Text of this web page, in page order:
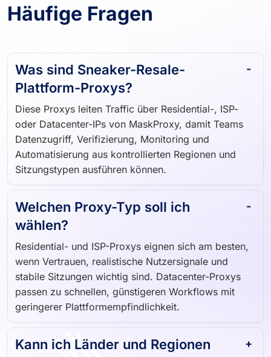
Häufige Fragen
Was sind Sneaker-Resale-
Plattform-Proxys?
Diese Proxys leiten Traffic über Residential-, ISP-
oder Datacenter-IPs von MaskProxy, damit Teams
Datenzugriff, Verifizierung, Monitoring und
Automatisierung aus kontrollierten Regionen und
Sitzungstypen ausführen können.
Welchen Proxy-Typ soll ich
wählen?
Residential- und ISP-Proxys eignen sich am besten,
wenn Vertrauen, realistische Nutzersignale und
stabile Sitzungen wichtig sind. Datacenter-Proxys
passen zu schnellen, günstigeren Workflows mit
geringerer Plattformempfindlichkeit.
Kann ich Länder und Regionen